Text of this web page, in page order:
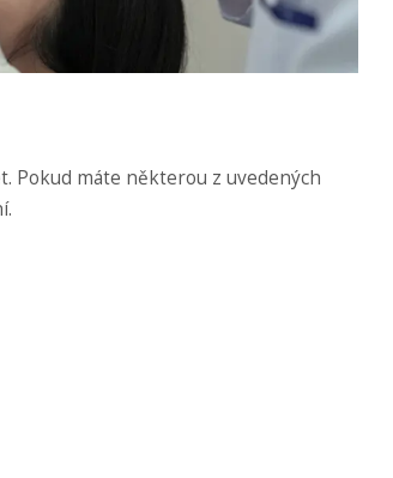
Pokud máte některou z uvedených